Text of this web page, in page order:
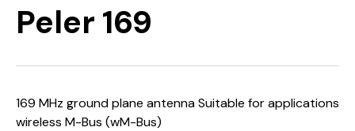
Peler 169
169 MHz ground plane antenna Suitable for applications
wireless M-Bus (wM-Bus)